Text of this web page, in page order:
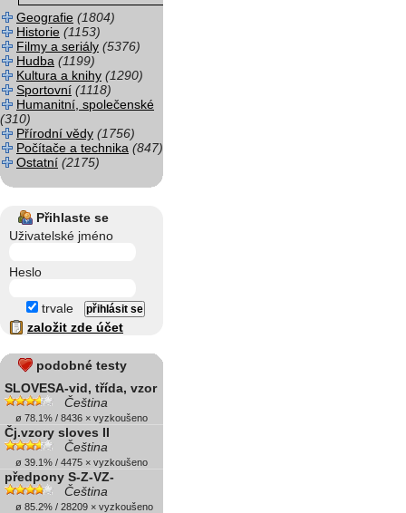
Geografie (1804)
Historie (1153)
Filmy a seriály (5376)
Hudba (1199)
Kultura a knihy (1290)
Sportovní (1118)
Humanitní, společenské
(310)
Přírodní vědy (1756)
Počítače a technika (847)
Ostatní (2175)
Přihlaste se
Uživatelské jméno
Heslo
trvale
založit zde účet
podobné testy
SLOVESA-vid, třída, vzor
Čeština
ø 78.1% / 8436 × vyzkoušeno
Čj.vzory sloves II
Čeština
ø 39.1% / 4475 × vyzkoušeno
předpony S-Z-VZ-
Čeština
ø 85.2% / 28209 × vyzkoušeno